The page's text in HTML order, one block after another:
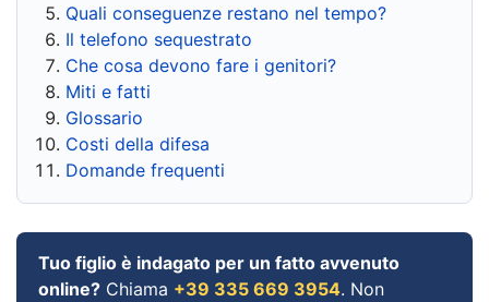
Quali conseguenze restano nel tempo?
Il telefono sequestrato
Che cosa devono fare i genitori?
Miti e fatti
Glossario
Costi della difesa
Domande frequenti
Tuo figlio è indagato per un fatto avvenuto
online? Chiama +39 335 669 3954. Non